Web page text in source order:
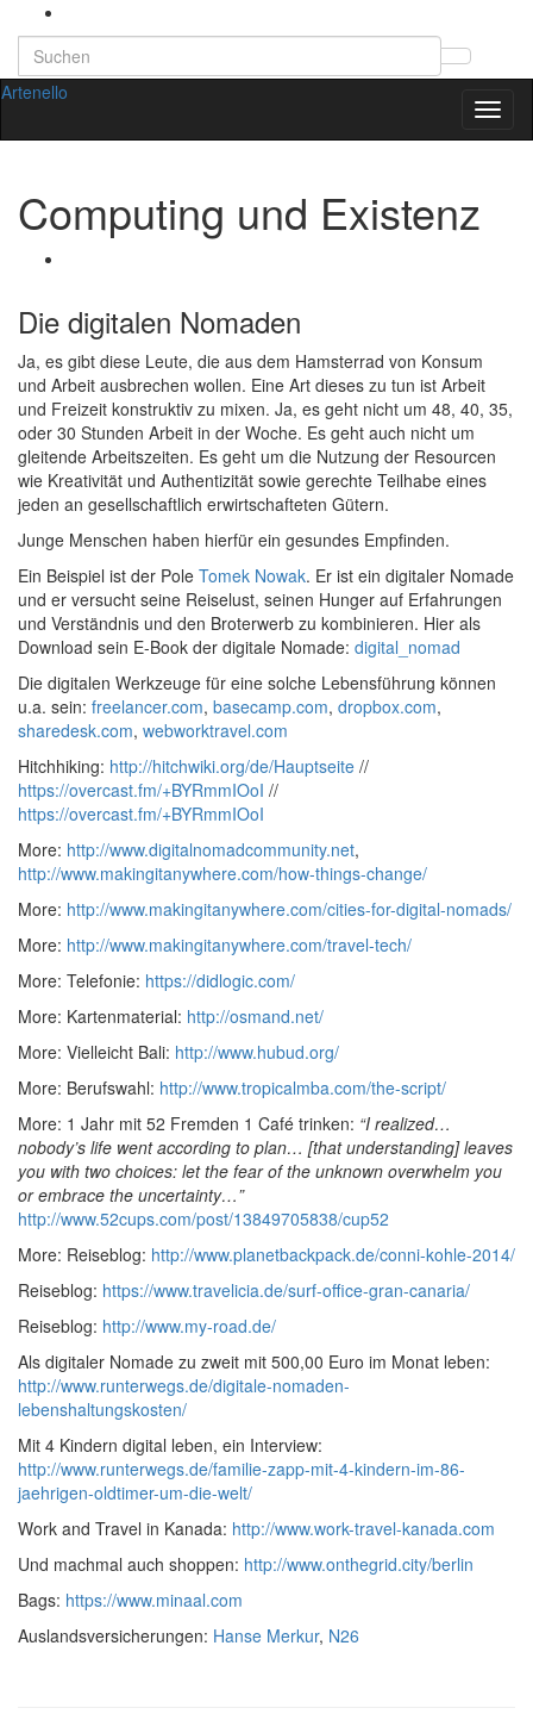
Search
for:
Artenello
Computing und Existenz
Die digitalen Nomaden
Ja, es gibt diese Leute, die aus dem Hamsterrad von Konsum
und Arbeit ausbrechen wollen. Eine Art dieses zu tun ist Arbeit
und Freizeit konstruktiv zu mixen. Ja, es geht nicht um 48, 40, 35,
oder 30 Stunden Arbeit in der Woche. Es geht auch nicht um
gleitende Arbeitszeiten. Es geht um die Nutzung der Resourcen
wie Kreativität und Authentizität sowie gerechte Teilhabe eines
jeden an gesellschaftlich erwirtschafteten Gütern.
Junge Menschen haben hierfür ein gesundes Empfinden.
Ein Beispiel ist der Pole Tomek Nowak. Er ist ein digitaler Nomade
und er versucht seine Reiselust, seinen Hunger auf Erfahrungen
und Verständnis und den Broterwerb zu kombinieren. Hier als
Download sein E-Book der digitale Nomade: digital_nomad
Die digitalen Werkzeuge für eine solche Lebensführung können
u.a. sein: freelancer.com, basecamp.com, dropbox.com,
sharedesk.com, webworktravel.com
Hitchhiking: http://hitchwiki.org/de/Hauptseite //
https://overcast.fm/+BYRmmIOoI //
https://overcast.fm/+BYRmmIOoI
More: http://www.digitalnomadcommunity.net,
http://www.makingitanywhere.com/how-things-change/
More: http://www.makingitanywhere.com/cities-for-digital-nomads/
More: http://www.makingitanywhere.com/travel-tech/
More: Telefonie: https://didlogic.com/
More: Kartenmaterial: http://osmand.net/
More: Vielleicht Bali: http://www.hubud.org/
More: Berufswahl: http://www.tropicalmba.com/the-script/
More: 1 Jahr mit 52 Fremden 1 Café trinken: “I realized…
nobody’s life went according to plan… [that understanding]leaves
you with two choices: let the fear of the unknown overwhelm you
or embrace the uncertainty…”
http://www.52cups.com/post/13849705838/cup52
More: Reiseblog: http://www.planetbackpack.de/conni-kohle-2014/
Reiseblog: https://www.travelicia.de/surf-office-gran-canaria/
Reiseblog: http://www.my-road.de/
Als digitaler Nomade zu zweit mit 500,00 Euro im Monat leben:
http://www.runterwegs.de/digitale-nomaden-
lebenshaltungskosten/
Mit 4 Kindern digital leben, ein Interview:
http://www.runterwegs.de/familie-zapp-mit-4-kindern-im-86-
jaehrigen-oldtimer-um-die-welt/
Work and Travel in Kanada: http://www.work-travel-kanada.com
Und machmal auch shoppen: http://www.onthegrid.city/berlin
Bags: https://www.minaal.com
Auslandsversicherungen: Hanse Merkur, N26